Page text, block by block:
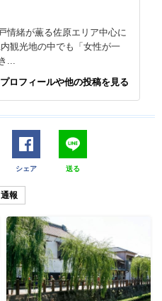
情緒が薫る佐原エリア中心に
観光地の中でも「女性が一
...
ロフィールや他の投稿を見る
シェア 送る
報